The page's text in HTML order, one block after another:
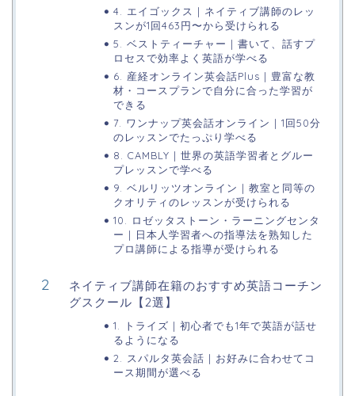
4. エイゴックス | ネイティブ講師のレッ
スンが1回463円〜から受けられる
5. ベストティーチャー | 書いて、話すプ
ロセスで効率よく英語が学べる
6. 産経オンライン英会話Plus | 豊富な教
材・コースプランで自分に合った学習が
できる
7. ワンナップ英会話オンライン | 1回50分
のレッスンでたっぷり学べる
8. CAMBLY | 世界の英語学習者とグルー
プレッスンで学べる
9. ベルリッツオンライン | 教室と同等の
クオリティのレッスンが受けられる
10. ロゼッタストーン・ラーニングセンタ
ー | 日本人学習者への指導法を熟知した
プロ講師による指導が受けられる
ネイティブ講師在籍のおすすめ英語コーチン
グスクール【2選】
1. トライズ | 初心者でも1年で英語が話せ
るようになる
2. スパルタ英会話 | お好みに合わせてコ
ース期間が選べる